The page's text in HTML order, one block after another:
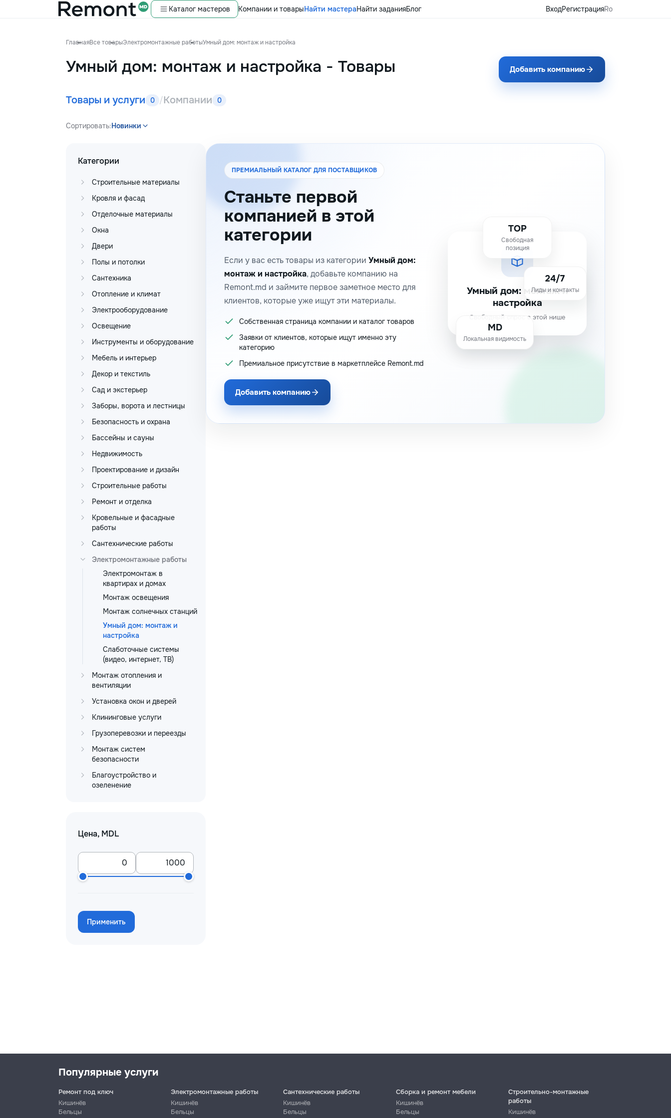
Каталог мастеров Компании и товарыНайти мастераНайти заданияБлог ВходРегистрацияRo
ГлавнаяВсе товарыЭлектромонтажные работыУмный дом: монтаж и настройка
Умный дом: монтаж и настройка - Товары Добавить компанию
Товары и услуги 0 /Компании 0
Сортировать:Новинки
Категории
Строительные материалы
Кровля и фасад
Отделочные материалы
Окна
Двери
Полы и потолки
Сантехника
Отопление и климат
Электрооборудование
Освещение
Инструменты и оборудование
Мебель и интерьер
Декор и текстиль
Сад и экстерьер
Заборы, ворота и лестницы
Безопасность и охрана
Бассейны и сауны
Недвижимость
Проектирование и дизайн
Строительные работы
Ремонт и отделка
Кровельные и фасадные
работы
Сантехнические работы
Электромонтажные работы
Электромонтаж в
квартирах и домах
Монтаж освещения
Монтаж солнечных станций
Умный дом: монтаж и
настройка
Слаботочные системы
(видео, интернет, ТВ)
Монтаж отопления и
вентиляции
Установка окон и дверей
Клининговые услуги
Грузоперевозки и переезды
Монтаж систем
безопасности
Благоустройство и
озеленение
Цена, MDL
Применить
ПРЕМИАЛЬНЫЙ КАТАЛОГ ДЛЯ ПОСТАВЩИКОВ
Станьте первой
компанией в этой
категории
Если у вас есть товары из категории Умный дом:
монтаж и настройка, добавьте компанию на
Remont.md и займите первое заметное место для
клиентов, которые уже ищут эти материалы.
Собственная страница компании и каталог товаров
Заявки от клиентов, которые ищут именно эту
категорию
Премиальное присутствие в маркетплейсе Remont.md
Добавить компанию
Умный дом: монтаж и
настройка
Свободный спрос в этой нише
TOP
Свободная
позиция
24/7
Лиды и контакты
MD
Локальная видимость
Популярные услуги
Ремонт под ключ
Кишинёв
Бельцы
Электромонтажные работы
Кишинёв
Бельцы
Сантехнические работы
Кишинёв
Бельцы
Сборка и ремонт мебели
Кишинёв
Бельцы
Строительно-монтажные
работы
Кишинёв